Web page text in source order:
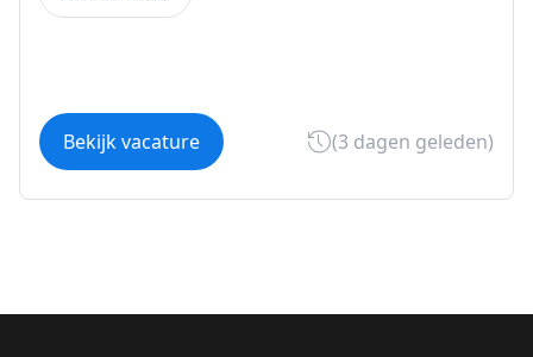
Bekijk vacature (3 dagen geleden)